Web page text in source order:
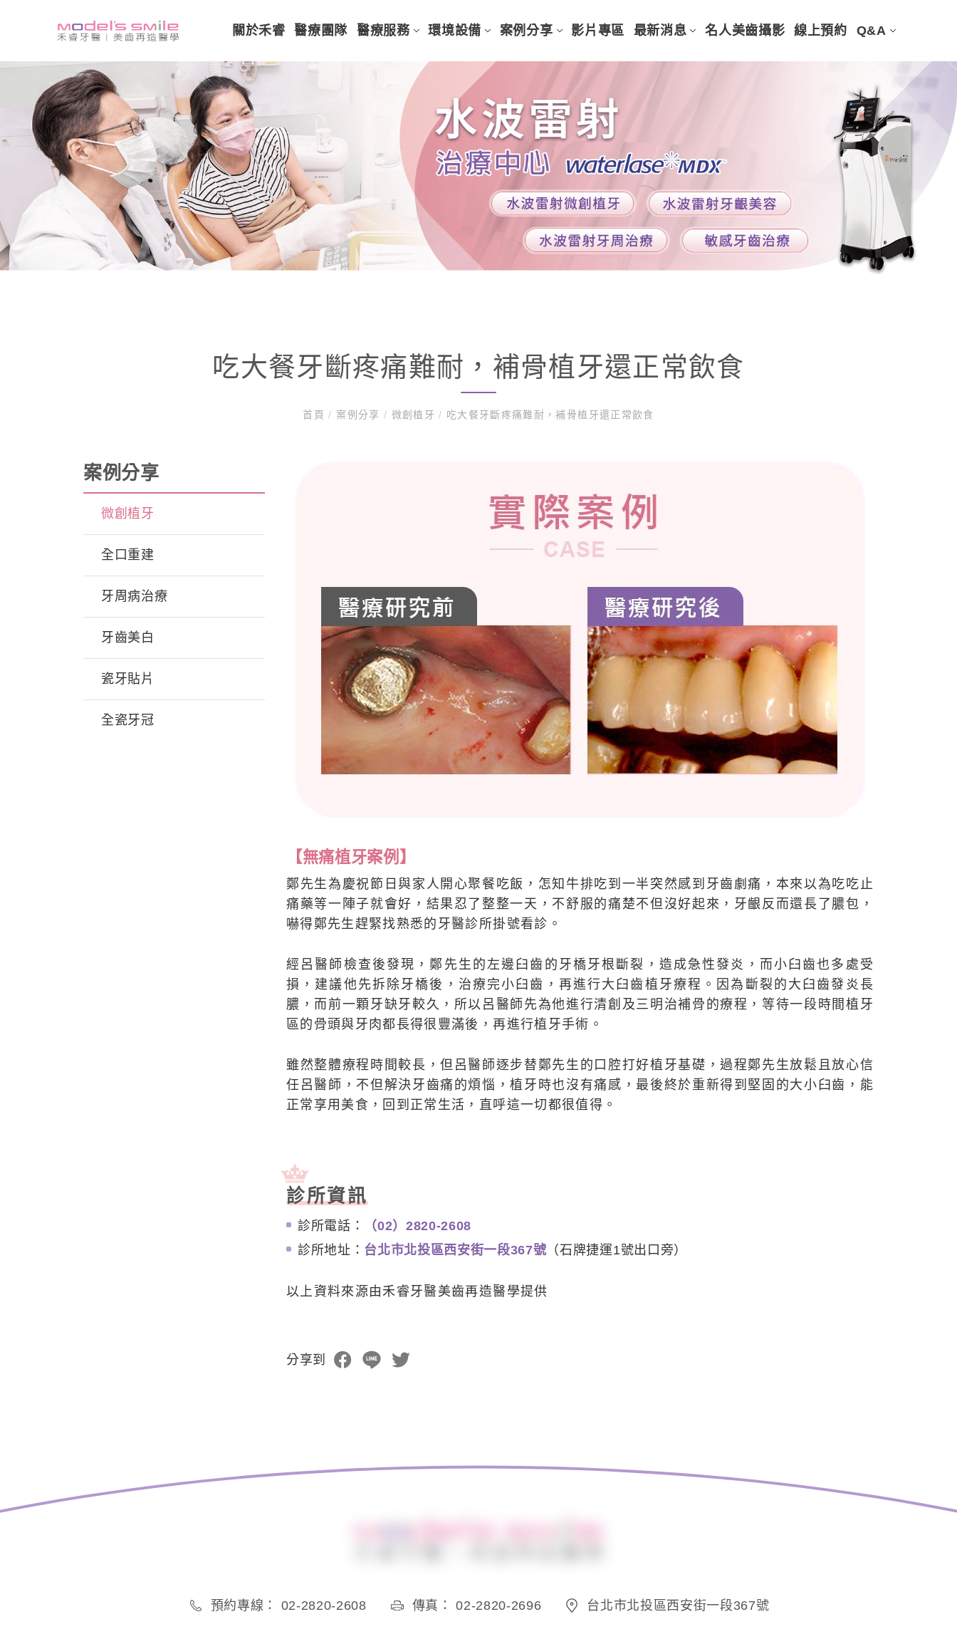
關於禾睿 醫療團隊 醫療服務 環境設備 案例分享 影片專區 最新消息 名人美齒攝影 線上預約 Q&A
吃大餐牙斷疼痛難耐，補骨植牙還正常飲食
首頁/ 案例分享 / 微創植牙/ 吃大餐牙斷疼痛難耐，補骨植牙還正常飲食
案例分享
微創植牙
全口重建
牙周病治療
牙齒美白
瓷牙貼片
全瓷牙冠
【無痛植牙案例】
鄭先生為慶祝節日與家人開心聚餐吃飯，怎知牛排吃到一半突然感到牙齒劇痛，本來以為吃吃止
痛藥等一陣子就會好，結果忍了整整一天，不舒服的痛楚不但沒好起來，牙齦反而還長了膿包，
嚇得鄭先生趕緊找熟悉的牙醫診所掛號看診。
經呂醫師檢查後發現，鄭先生的左邊臼齒的牙橋牙根斷裂，造成急性發炎，而小臼齒也多處受
損，建議他先拆除牙橋後，治療完小臼齒，再進行大臼齒植牙療程。因為斷裂的大臼齒發炎長
膿，而前一顆牙缺牙較久，所以呂醫師先為他進行清創及三明治補骨的療程，等待一段時間植牙
區的骨頭與牙肉都長得很豐滿後，再進行植牙手術。
雖然整體療程時間較長，但呂醫師逐步替鄭先生的口腔打好植牙基礎，過程鄭先生放鬆且放心信
任呂醫師，不但解決牙齒痛的煩惱，植牙時也沒有痛感，最後終於重新得到堅固的大小臼齒，能
正常享用美食，回到正常生活，直呼這一切都很值得。
診所資訊
診所電話：
（02）2820-2608
診所地址： 台北市北投區西安街一段367號 （石牌捷運1號出口旁）
以上資料來源由禾睿牙醫美齒再造醫學提供
分享到
預約專線： 02-2820-2608 傳真： 02-2820-2696 台北市北投區西安街一段367號